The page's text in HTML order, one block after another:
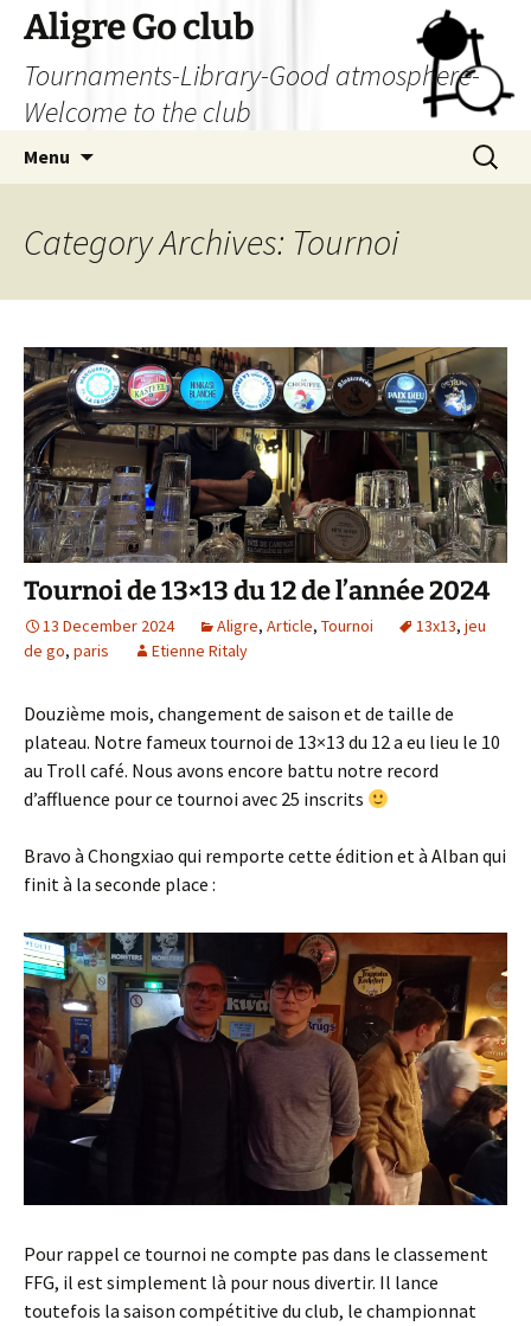
Skip
content
Aligre Go club
Tournaments-Library-Good atmosphere-
Welcome to the club
Menu
Search
for:
Category Archives: Tournoi
Tournoi de 13×13 du 12 de l’année 2024
13 December 2024 Aligre, Article, Tournoi 13x13, jeu
de go, paris Etienne Ritaly
Douzième mois, changement de saison et de taille de
plateau. Notre fameux tournoi de 13×13 du 12 a eu lieu le 10
au Troll café. Nous avons encore battu notre record
d’affluence pour ce tournoi avec 25 inscrits
Bravo à Chongxiao qui remporte cette édition et à Alban qui
finit à la seconde place :
Pour rappel ce tournoi ne compte pas dans le classement
FFG, il est simplement là pour nous divertir. Il lance
toutefois la saison compétitive du club, le championnat